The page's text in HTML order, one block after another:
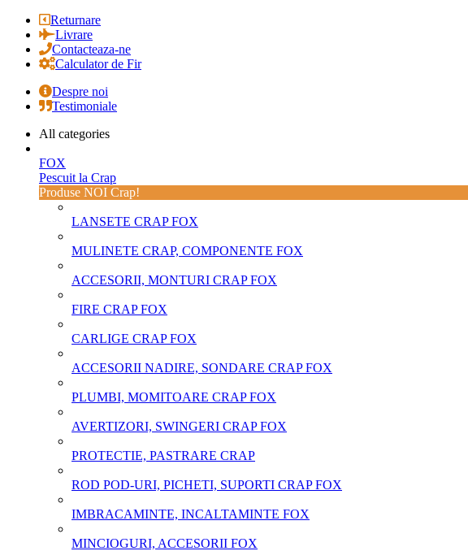
Returnare
Livrare
Contacteaza-ne
Calculator de Fir
Despre noi
Testimoniale
All categories
FOX
Pescuit la Crap
Produse NOI Crap!
LANSETE CRAP FOX
MULINETE CRAP, COMPONENTE FOX
ACCESORII, MONTURI CRAP FOX
FIRE CRAP FOX
CARLIGE CRAP FOX
ACCESORII NADIRE, SONDARE CRAP FOX
PLUMBI, MOMITOARE CRAP FOX
AVERTIZORI, SWINGERI CRAP FOX
PROTECTIE, PASTRARE CRAP
ROD POD-URI, PICHETI, SUPORTI CRAP FOX
IMBRACAMINTE, INCALTAMINTE FOX
MINCIOGURI, ACCESORII FOX